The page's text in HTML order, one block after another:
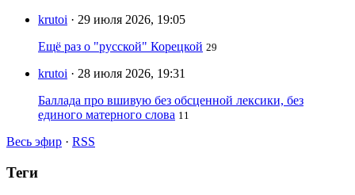
krutoi · 29 июля 2026, 19:05
Ещё раз о "русской" Корецкой 29
krutoi · 28 июля 2026, 19:31
Баллада про вшивую без обсценной лексики, без
единого матерного слова 11
Весь эфир · RSS
Теги